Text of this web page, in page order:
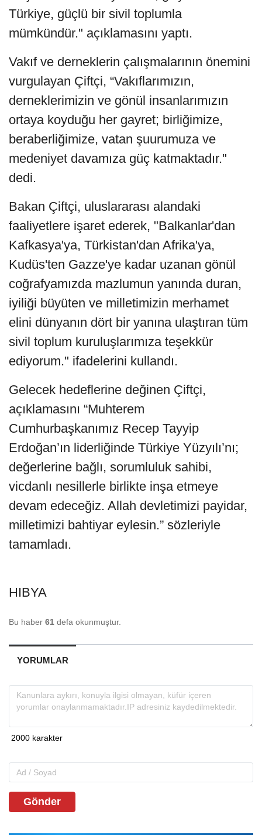
Türkiye, güçlü bir sivil toplumla
mümkündür." açıklamasını yaptı.
Vakıf ve derneklerin çalışmalarının önemini
vurgulayan Çiftçi, “Vakıflarımızın,
derneklerimizin ve gönül insanlarımızın
ortaya koyduğu her gayret; birliğimize,
beraberliğimize, vatan şuurumuza ve
medeniyet davamıza güç katmaktadır."
dedi.
Bakan Çiftçi, uluslararası alandaki
faaliyetlere işaret ederek, "Balkanlar'dan
Kafkasya'ya, Türkistan'dan Afrika'ya,
Kudüs'ten Gazze'ye kadar uzanan gönül
coğrafyamızda mazlumun yanında duran,
iyiliği büyüten ve milletimizin merhamet
elini dünyanın dört bir yanına ulaştıran tüm
sivil toplum kuruluşlarımıza teşekkür
ediyorum." ifadelerini kullandı.
Gelecek hedeflerine değinen Çiftçi,
açıklamasını “Muhterem
Cumhurbaşkanımız Recep Tayyip
Erdoğan’ın liderliğinde Türkiye Yüzyılı’nı;
değerlerine bağlı, sorumluluk sahibi,
vicdanlı nesillerle birlikte inşa etmeye
devam edeceğiz. Allah devletimizi payidar,
milletimizi bahtiyar eylesin.” sözleriyle
tamamladı.
HIBYA
Bu haber 61 defa okunmuştur.
YORUMLAR
Gönder